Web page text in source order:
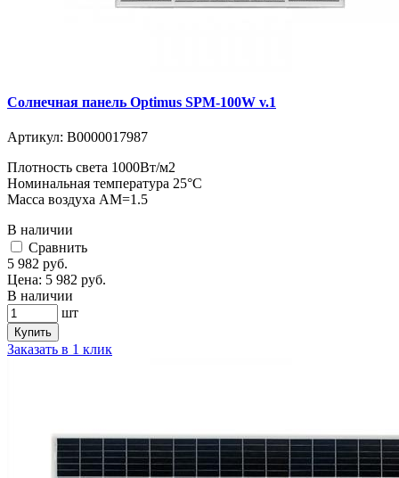
Солнечная панель Optimus SPM-100W v.1
Артикул: В0000017987
Плотность света 1000Вт/м2
Номинальная температура 25°C
Масса воздуха АМ=1.5
В наличии
Cравнить
5 982 руб.
Цена: 5 982 руб.
В наличии
шт
Купить
Заказать в 1 клик